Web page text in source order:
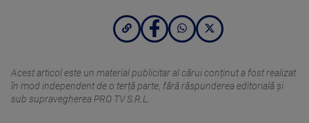
Acest articol este un material publicitar al cărui conținut a fost realizat
în mod independent de o terță parte, fără răspunderea editorială şi
sub supravegherea PRO TV S.R.L.